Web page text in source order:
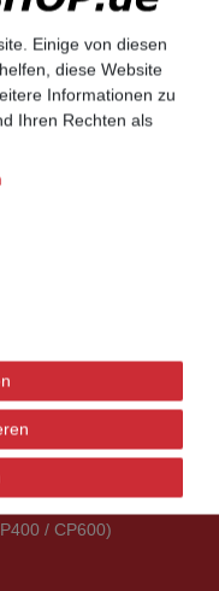
/ CP600)
Einige von diesen
diese Website
Informationen zu
Ihren Rechten als